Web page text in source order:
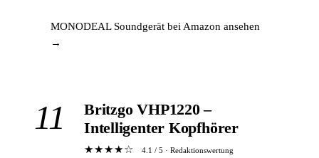
MONODEAL Soundgerät bei Amazon ansehen
→
11
Britzgo VHP1220 –
Intelligenter Kopfhörer
★★★★☆ 4.1 / 5 · Redaktionswertung